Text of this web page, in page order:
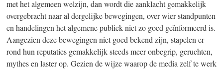
met het algemeen welzijn, dan wordt die aanklacht gemakkelijk
overgebracht naar al dergelijke bewegingen, over wier standpunten
en handelingen het algemene publiek niet zo goed geïnformeerd is.
Aangezien deze bewegingen niet goed bekend zijn, stapelen er
rond hun reputaties gemakkelijk steeds meer onbegrip, geruchten,
mythes en laster op. Gezien de wijze waarop de media zelf te werk